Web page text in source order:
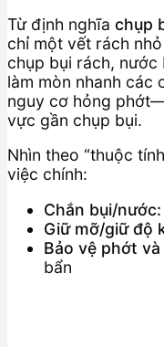
Từ định nghĩa chụp
chỉ một vết rách
chụp bụi rách,
làm mòn nhanh các
nguy cơ hỏng
vực gần chụp bụi.
Nhìn theo “thuộc
việc chính:
Chắn bụi/nước:
Giữ mỡ/giữ độ
Bảo vệ phớt
bẩn